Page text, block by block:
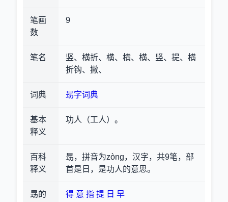
笔画
数
9
笔名
竖、横折、横、横、横、竖、提、横
折钩、撇、
词典 昮字词典
基本
释义
功人（工人）。
百科
释义
昮，拼音为zòng，汉字，共9笔，部
首是日，是功人的意思。
昮的
得 意 指 提 日 早